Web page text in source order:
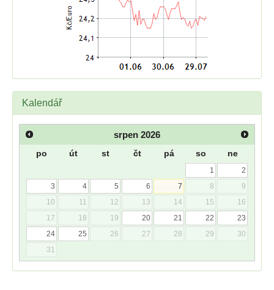
Kalendář
srpen 2026
po út st čt pá so ne
1
2
3
4 5 6 7 8
9
10
11 12 13 14 15
16
17
18 19 20 21 22
23
24
25 26 27 28 29
30
31